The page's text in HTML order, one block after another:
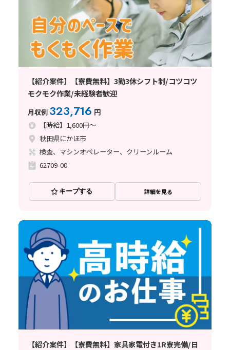
【紹介案件】【寮費無料】3勤3休シフト制/コツコツ
モクモク作業/未経験者歓迎
月収例 323,716 円
【時給】1,600円～
秋田県にかほ市
検査、マシンオペレーター、クリーンルーム
62709-00
キープする 詳細を見る
【紹介案件】【寮費無料】家具家電付き1R寮完備/日